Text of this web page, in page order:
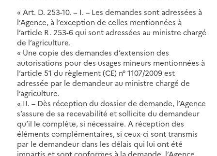
« Art. D. 253-10. − I. – Les demandes sont adressées à
l’Agence, à l’exception de celles mentionnées à
l’article R. 253-6 qui sont adressées au ministre chargé
de l’agriculture.
« Une copie des demandes d’extension des
autorisations pour des usages mineurs mentionnées à
l’article 51 du règlement (CE) n° 1107/2009 est
adressée par le demandeur au ministre chargé de
l’agriculture.
« II. – Dès réception du dossier de demande, l’Agence
s’assure de sa recevabilité et sollicite du demandeur
qu’il le complète, si nécessaire. A réception des
éléments complémentaires, si ceux-ci sont transmis
par le demandeur dans les délais qui lui ont été
impartis et sont conformes à la demande, l’Agence